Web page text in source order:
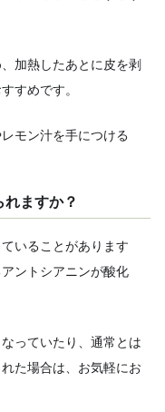
加熱したあとに皮を剥
すめです。
モン汁を手につける
ますか？
いることがあります
ントシアニンが酸化
っていたり、通常とは
た場合は、お気軽にお